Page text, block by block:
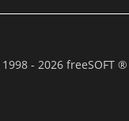
- 2026 freeSOFT ®